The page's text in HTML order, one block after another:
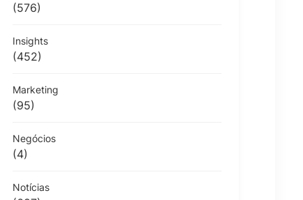
(576)
Insights
(452)
Marketing
(95)
Negócios
(4)
Notícias